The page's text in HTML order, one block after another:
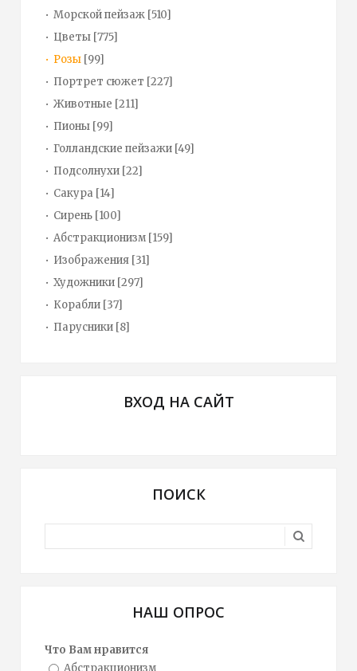
Морской пейзаж [510]
Цветы [775]
Розы [99]
Портрет сюжет [227]
Животные [211]
Пионы [99]
Голландские пейзажи [49]
Подсолнухи [22]
Сакура [14]
Сирень [100]
Абстракционизм [159]
Изображения [31]
Художники [297]
Корабли [37]
Парусники [8]
ВХОД НА САЙТ
ПОИСК
НАШ ОПРОС
Что Вам нравится
Абстракционизм